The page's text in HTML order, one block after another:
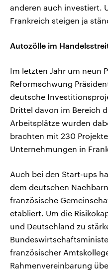
anderen auch investiert.
Frankreich steigen ja
Autozölle im
Im letzten Jahr um neun
Reformschwung
deutsche
Drittel davon im Bereich
Arbeitsplätze wurden
brachten mit 230
Unternehmungen in
Auch bei den Start-ups
dem deutschen
französische
etabliert. Um die
und Deutschland zu
französischer
Rahmenvereinbarung